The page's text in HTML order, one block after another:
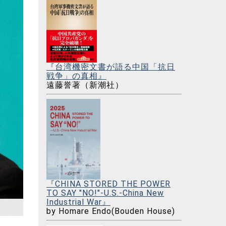
『台湾機密文書が語る中国「抗日
戦争」の真相』
遠藤誉著（新潮社）
『CHINA STORED THE POWER
TO SAY "NO!"-U.S.-China New
Industrial War』
by Homare Endo(Bouden House)